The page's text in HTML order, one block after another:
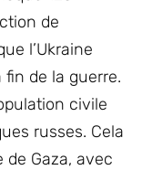
de
l’Ukraine
fin de la guerre.
civile
russes. Cela
Gaza, avec